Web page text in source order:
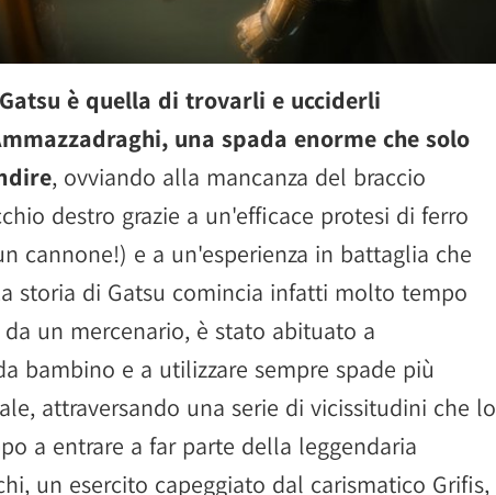
è quella di trovarli e ucciderli
una spada enorme che solo
, ovviando alla mancanza del braccio
destro grazie a un'efficace protesi di ferro
cannone!) e a un'esperienza in battaglia che
storia di Gatsu comincia infatti molto tempo
un mercenario, è stato abituato a
bambino e a utilizzare sempre spade più
attraversando una serie di vicissitudini che lo
a entrare a far parte della leggendaria
un esercito capeggiato dal carismatico Grifis,